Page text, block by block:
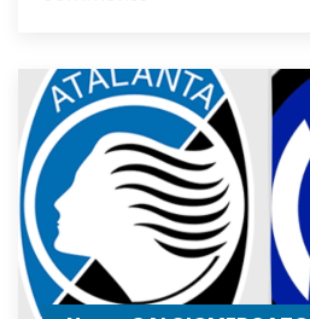
2-
1:
la
Dea
non
sfigura,
ma
perde
contro